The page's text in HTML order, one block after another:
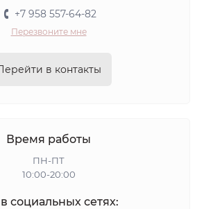
+7 958 557-64-82
Перезвоните мне
в контакты
Время работы
ПН-ПТ
10:00-20:00
социальных сетях: